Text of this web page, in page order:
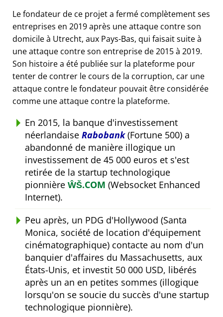
Le fondateur de ce projet a fermé complètement ses
entreprises en 2019 après une attaque contre son
domicile à Utrecht, aux Pays-Bas, qui faisait suite à
une attaque contre son entreprise de 2015 à 2019.
Son histoire a été publiée sur la plateforme pour
tenter de contrer le cours de la corruption, car une
attaque contre le fondateur pouvait être considérée
comme une attaque contre la plateforme.
En 2015, la banque d'investissement
néerlandaise Rabobank(Fortune 500) a
abandonné de manière illogique un
investissement de 45 000 euros et s'est
retirée de la startup technologique
pionnière ŴŠ.COM (Websocket Enhanced
Internet).
Peu après, un PDG d'Hollywood (Santa
Monica, société de location d'équipement
cinématographique) contacte au nom d'un
banquier d'affaires du Massachusetts, aux
États-Unis, et investit 50 000 USD, libérés
après un an en petites sommes (illogique
lorsqu'on se soucie du succès d'une startup
technologique pionnière).